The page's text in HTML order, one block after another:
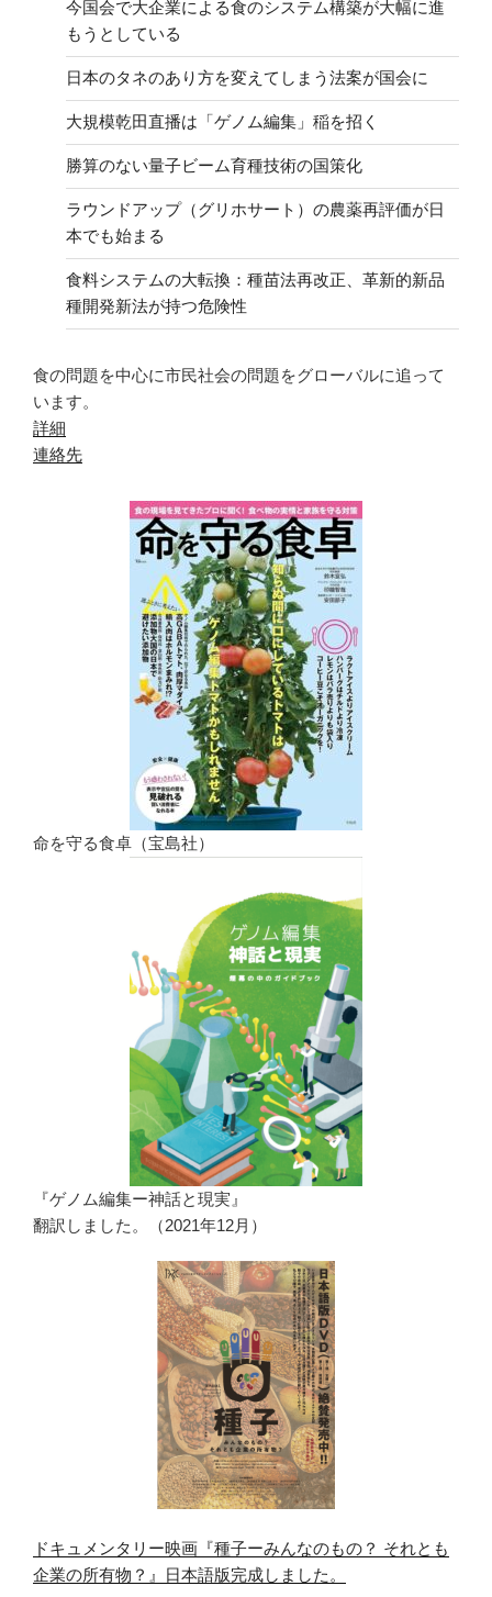
今国会で大企業による食のシステム構築が大幅に進
もうとしている
日本のタネのあり方を変えてしまう法案が国会に
大規模乾田直播は「ゲノム編集」稲を招く
勝算のない量子ビーム育種技術の国策化
ラウンドアップ（グリホサート）の農薬再評価が日
本でも始まる
食料システムの大転換：種苗法再改正、革新的新品
種開発新法が持つ危険性
食の問題を中心に市民社会の問題をグローバルに追って
います。
詳細
連絡先
命を守る食卓（宝島社）
『ゲノム編集ー神話と現実』
翻訳しました。（2021年12月）
ドキュメンタリー映画『種子ーみんなのもの？ それとも
企業の所有物？』日本語版完成しました。